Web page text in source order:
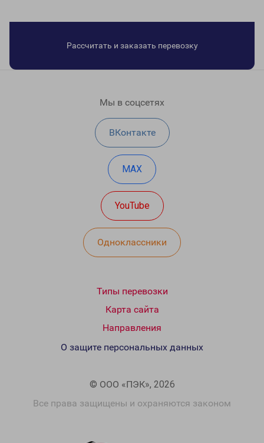
Рассчитать и заказать перевозку
Мы в соцсетях
ВКонтакте
MAX
YouTube
Одноклассники
Типы перевозки
Карта сайта
Направления
© ООО «ПЭК», 2026
Все права защищены и охраняются законом
О защите персональных данных